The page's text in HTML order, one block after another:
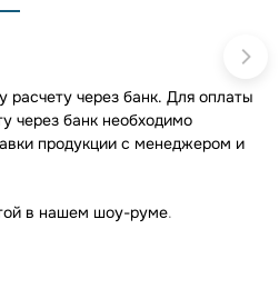
расчету через банк. Для оплаты
через банк необходимо
продукции с менеджером и
в нашем шоу-руме.